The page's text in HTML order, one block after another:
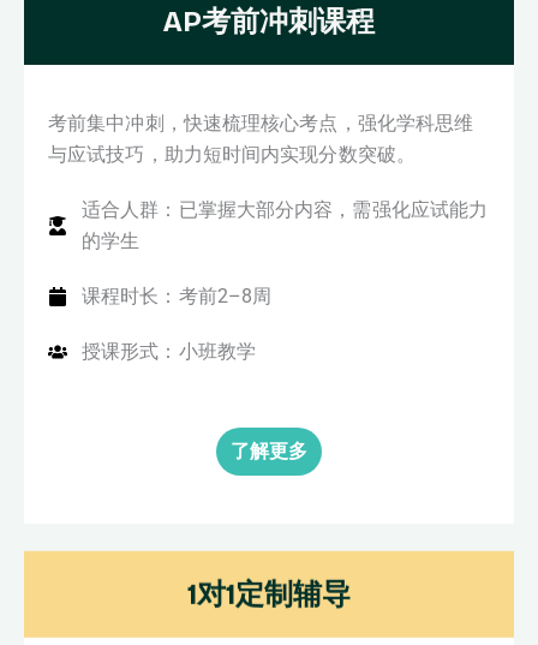
AP考前冲刺课程
考前集中冲刺，快速梳理核心考点，强化学科思维
与应试技巧，助力短时间内实现分数突破。
适合人群：已掌握大部分内容，需强化应试能力
的学生
课程时长：考前2–8周
授课形式：小班教学
了解更多
1对1定制辅导